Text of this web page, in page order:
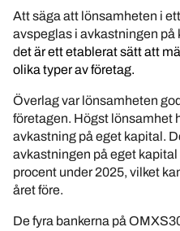
Att säga att lönsamheten i
avspeglas i avkastningen på
det är ett etablerat sätt att
olika typer av företag.
Överlag var lönsamheten
företagen. Högst lönsamhet
avkastning på eget kapital.
avkastningen på eget kapital
procent under 2025, vilket
året före.
De fyra bankerna på